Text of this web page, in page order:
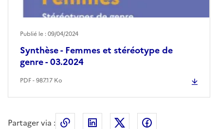
Synthèse - Femmes et stéréotype de
genre - 03.2024
Publié le : 09/04/2024
PDF - 987.17 Ko
Partager via : Copier le lien de la page dans le
LinkedIn